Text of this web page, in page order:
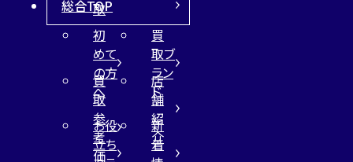
取
総合TOP
初
めて
の方
へ
買
取ブ
ラン
ド
買
取
参
考
価
店
舗
紹
介
お役
立ち
新
着